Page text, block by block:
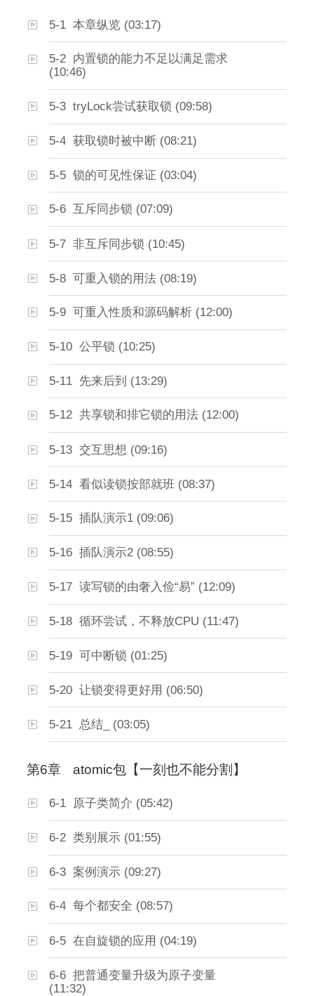
5-1 本章纵览 (03:17)
5-2 内置锁的能力不足以满足需求
(10:46)
5-3 tryLock尝试获取锁 (09:58)
5-4 获取锁时被中断 (08:21)
5-5 锁的可见性保证 (03:04)
5-6 互斥同步锁 (07:09)
5-7 非互斥同步锁 (10:45)
5-8 可重入锁的用法 (08:19)
5-9 可重入性质和源码解析 (12:00)
5-10 公平锁 (10:25)
5-11 先来后到 (13:29)
5-12 共享锁和排它锁的用法 (12:00)
5-13 交互思想 (09:16)
5-14 看似读锁按部就班 (08:37)
5-15 插队演示1 (09:06)
5-16 插队演示2 (08:55)
5-17 读写锁的由奢入俭“易” (12:09)
5-18 循环尝试，不释放CPU (11:47)
5-19 可中断锁 (01:25)
5-20 让锁变得更好用 (06:50)
5-21 总结_ (03:05)
第6章 atomic包【一刻也不能分割】
6-1 原子类简介 (05:42)
6-2 类别展示 (01:55)
6-3 案例演示 (09:27)
6-4 每个都安全 (08:57)
6-5 在自旋锁的应用 (04:19)
6-6 把普通变量升级为原子变量
(11:32)